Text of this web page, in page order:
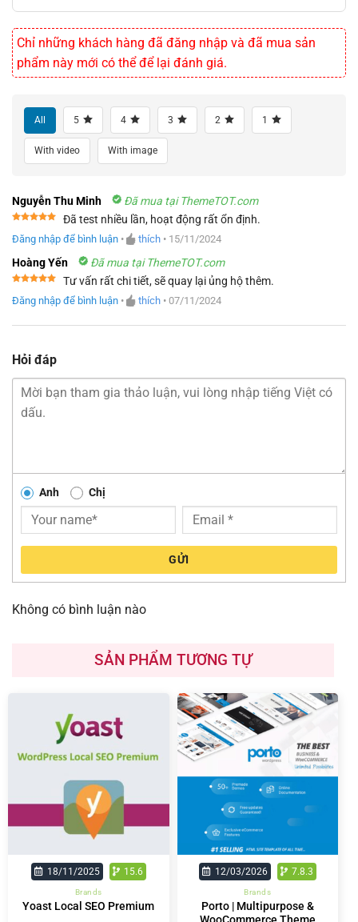
Chỉ những khách hàng đã đăng nhập và đã mua sản
phẩm này mới có thể để lại đánh giá.
All 5 4 3 2 1
With video With image
Nguyễn Thu Minh Đã mua tại ThemeTOT.com
hạng55
Đã test nhiều lần, hoạt động rất ổn định.
Đăng nhập để bình luận • thích • 15/11/2024
Hoàng Yến Đã mua tại ThemeTOT.com
hạng55
Tư vấn rất chi tiết, sẽ quay lại ủng hộ thêm.
Đăng nhập để bình luận • thích • 07/11/2024
Hỏi đáp
Anh Chị
GỬI
Không có bình luận nào
SẢN PHẨM TƯƠNG TỰ
18/11/2025 15.6
Brands
Yoast Local SEO Premium
12/03/2026 7.8.3
Brands
Porto | Multipurpose &
WooCommerce Theme